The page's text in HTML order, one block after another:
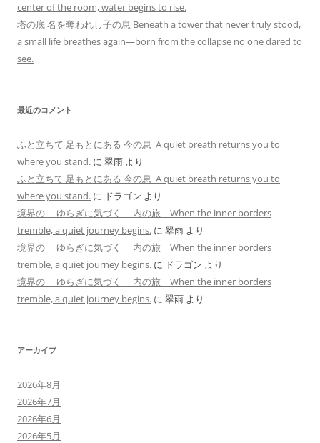
center of the room, water begins to rise.
塔の底 名を奪われし子の息 Beneath a tower that never truly stood,
a small life breathes again—born from the collapse no one dared to
see.
最近のコメント
ふと立ちて 足もとにある 今の息 A quiet breath returns you to
where you stand. に 翠雨 より
ふと立ちて 足もとにある 今の息 A quiet breath returns you to
where you stand. に ドラゴン より
境界の ゆらぎに気づく 内の旅 When the inner borders
tremble, a quiet journey begins. に 翠雨 より
境界の ゆらぎに気づく 内の旅 When the inner borders
tremble, a quiet journey begins. に ドラゴン より
境界の ゆらぎに気づく 内の旅 When the inner borders
tremble, a quiet journey begins. に 翠雨 より
アーカイブ
2026年8月
2026年7月
2026年6月
2026年5月